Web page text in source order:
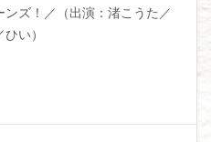
ンズ！／（出演：渚こうた／
い）